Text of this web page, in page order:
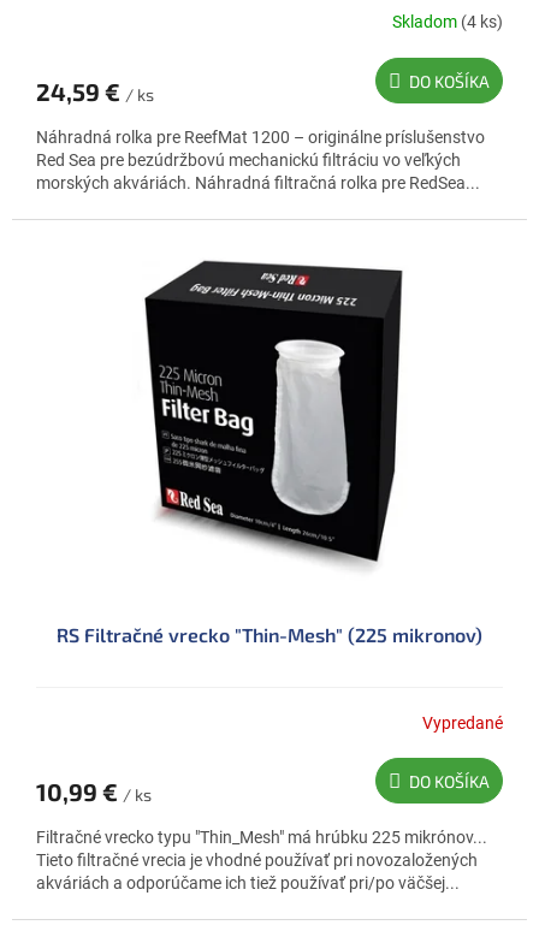
je
z
5
hviezdičiek.
Skladom (4 ks)
24,59 € / ks
DO KOŠÍKA
Náhradná rolka pre ReefMat 1200 – originálne príslušenstvo
Red Sea pre bezúdržbovú mechanickú filtráciu vo veľkých
morských akváriách. Náhradná filtračná rolka pre RedSea...
RS Filtračné vrecko "Thin-Mesh" (225 mikronov)
Vypredané
10,99 € / ks
DO KOŠÍKA
Filtračné vrecko typu "Thin_Mesh" má hrúbku 225 mikrónov...
Tieto filtračné vrecia je vhodné používať pri novozaložených
akváriách a odporúčame ich tiež používať pri/po väčšej...